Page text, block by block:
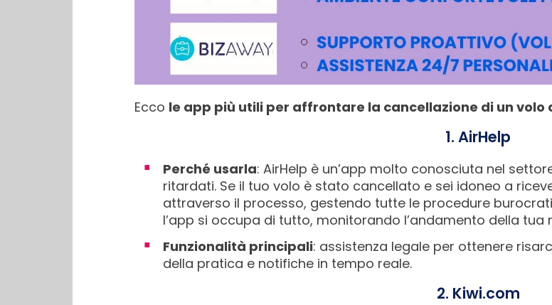
Ecco le app più utili per affrontare la cancellazione di un volo
1. AirHelp
Perché usarla: AirHelp è un’app molto conosciuta nel
ritardati. Se il tuo volo è stato cancellato e sei idoneo a
attraverso il processo, gestendo tutte le procedure
l’app si occupa di tutto, monitorando l’andamento della tua
Funzionalità principali: assistenza legale per ottenere
della pratica e notifiche in tempo reale.
2. Kiwi.com